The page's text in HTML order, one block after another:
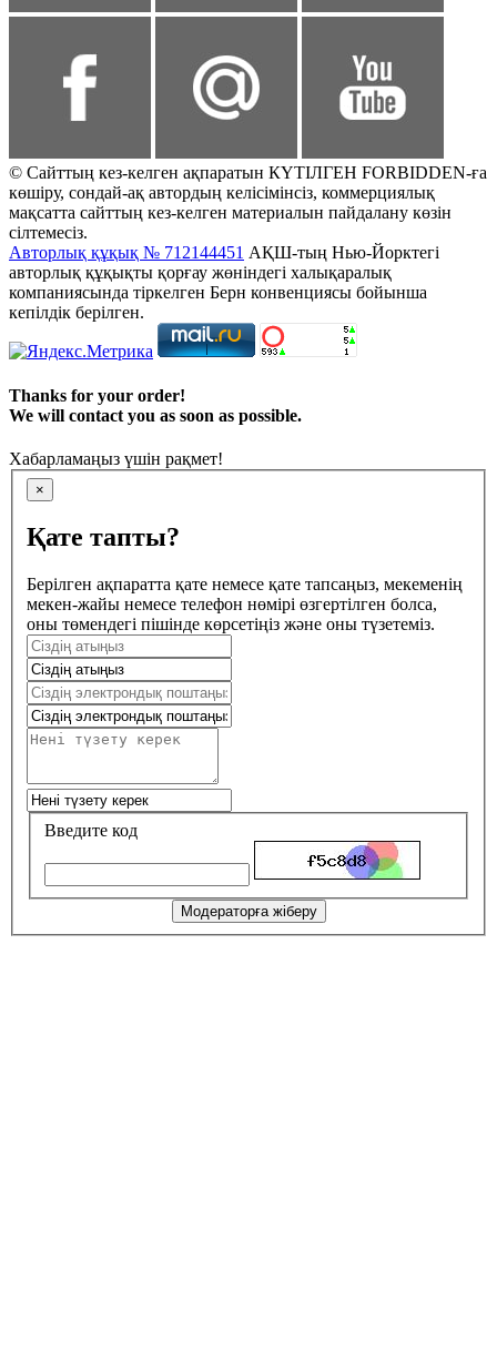
© Сайттың кез-келген ақпаратын КҮТІЛГЕН FORBIDDEN-ға
көшіру, сондай-ақ автордың келісімінсіз, коммерциялық
мақсатта сайттың кез-келген материалын пайдалану көзін
сілтемесіз.
Авторлық құқық № 712144451 АҚШ-тың Нью-Йорктегі
авторлық құқықты қорғау жөніндегі халықаралық
компаниясында тіркелген Берн конвенциясы бойынша
кепілдік берілген.
Thanks for your order!
We will contact you as soon as possible.
Хабарламаңыз үшін рақмет!
×
Қате тапты?
Берілген ақпаратта қате немесе қате тапсаңыз, мекеменің
мекен-жайы немесе телефон нөмірі өзгертілген болса,
оны төмендегі пішінде көрсетіңіз және оны түзетеміз.
Введите код
Модераторға жіберу